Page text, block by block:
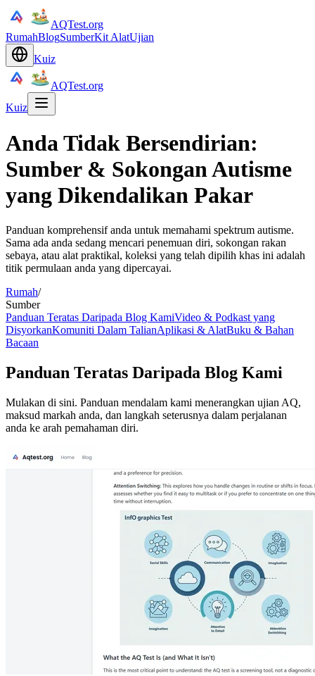
AQTest.org
RumahBlogSumberKit AlatUjian
Kuiz
AQTest.org
Kuiz
Anda Tidak Bersendirian:
Sumber & Sokongan Autisme
yang Dikendalikan Pakar
Panduan komprehensif anda untuk memahami spektrum autisme.
Sama ada anda sedang mencari penemuan diri, sokongan rakan
sebaya, atau alat praktikal, koleksi yang telah dipilih khas ini adalah
titik permulaan anda yang dipercayai.
Rumah/
Sumber
Panduan Teratas Daripada Blog KamiVideo & Podkast yang
DisyorkanKomuniti Dalam TalianAplikasi & AlatBuku & Bahan
Bacaan
Panduan Teratas Daripada Blog Kami
Mulakan di sini. Panduan mendalam kami menerangkan ujian AQ,
maksud markah anda, dan langkah seterusnya dalam perjalanan
anda ke arah pemahaman diri.